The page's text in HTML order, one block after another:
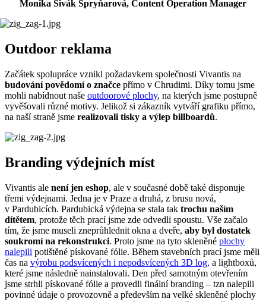
Monika Sivák Špryňarová, Content Operation Manager
Outdoor reklama
Začátek spolupráce vznikl požadavkem společnosti Vivantis na
budování povědomí o značce přímo v Chrudimi. Díky tomu jsme
mohli nabídnout naše outdoorové plochy, na kterých jsme postupně
vyvěšovali různé motivy. Jelikož si zákazník vytváří grafiku přímo,
na naší straně jsme realizovali tisky a výlep billboardů.
Branding výdejních míst
Vivantis ale není jen eshop, ale v současné době také disponuje
třemi výdejnami. Jedna je v Praze a druhá, z brusu nová,
v Pardubicích. Pardubická výdejna se stala tak trochu naším
dítětem, protože těch prací jsme zde odvedli spoustu. Vše začalo
tím, že jsme museli zneprůhlednit okna a dveře, aby byl dostatek
soukromí na rekonstrukci. Proto jsme na tyto skleněné plochy
nalepili potištěné pískované fólie. Během stavebních prací jsme měli
čas na výrobu podsvícených i nepodsvícených 3D log, a lightboxů,
které jsme následně nainstalovali. Den před samotným otevřením
jsme strhli pískované fólie a provedli finální branding – tzn nalepili
povinné údaje o provozovně a především na velké skleněné plochy